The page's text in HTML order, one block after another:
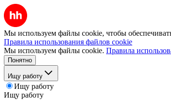
Мы используем файлы cookie, чтобы
Правила использования файлов cookie
Мы используем файлы cookie. Правила
Понятно
Ищу работу
Ищу работу
Ищу работу